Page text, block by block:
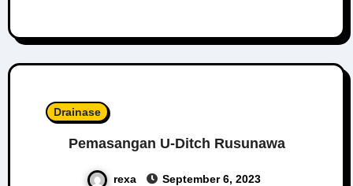
Drainase
Pemasangan U-Ditch Rusunawa
rexa September 6, 2023